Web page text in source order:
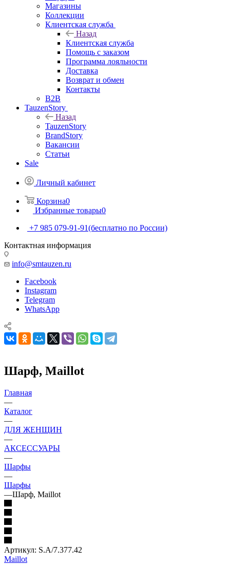
Магазины
Коллекции
Клиентская служба
Назад
Клиентская служба
Помощь с заказом
Программа лояльности
Доставка
Возврат и обмен
Контакты
B2B
TauzenStory
Назад
TauzenStory
BrandStory
Вакансии
Статьи
Sale
Личный кабинет
Корзина0
Избранные товары0
+7 985 079-91-91(бесплатно по России)
Контактная информация
info@smtauzen.ru
Facebook
Instagram
Telegram
WhatsApp
Шарф, Maillot
Главная
—
Каталог
—
ДЛЯ ЖЕНЩИН
—
АКСЕССУАРЫ
—
Шарфы
—
Шарфы
—Шарф, Maillot
Артикул: S.A/7.377.42
Maillot